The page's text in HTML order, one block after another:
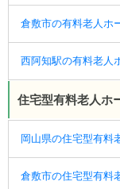
は、1枚の施設
・経験豊富な入
ポート
入居相談：
・全国10000
幅広い選択肢
ケアスル 介護
す。詳しくはこ
・経験豊富な
ポート
受付時間：10
・全国10000件
倉敷市の有料老人ホ
西阿知駅の有料老人
住宅型有料老人ホ
岡山県の住宅型有料
倉敷市の住宅型有料